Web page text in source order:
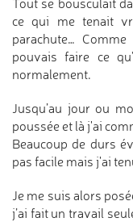
Tout se bousculait
ce qui me tenait
parachute…
pouvais faire ce
normalement.
Jusqu’au jour ou
poussée et là j'ai
Beaucoup de durs
pas facile mais j'ai
Je me suis alors
j’ai fait un travail